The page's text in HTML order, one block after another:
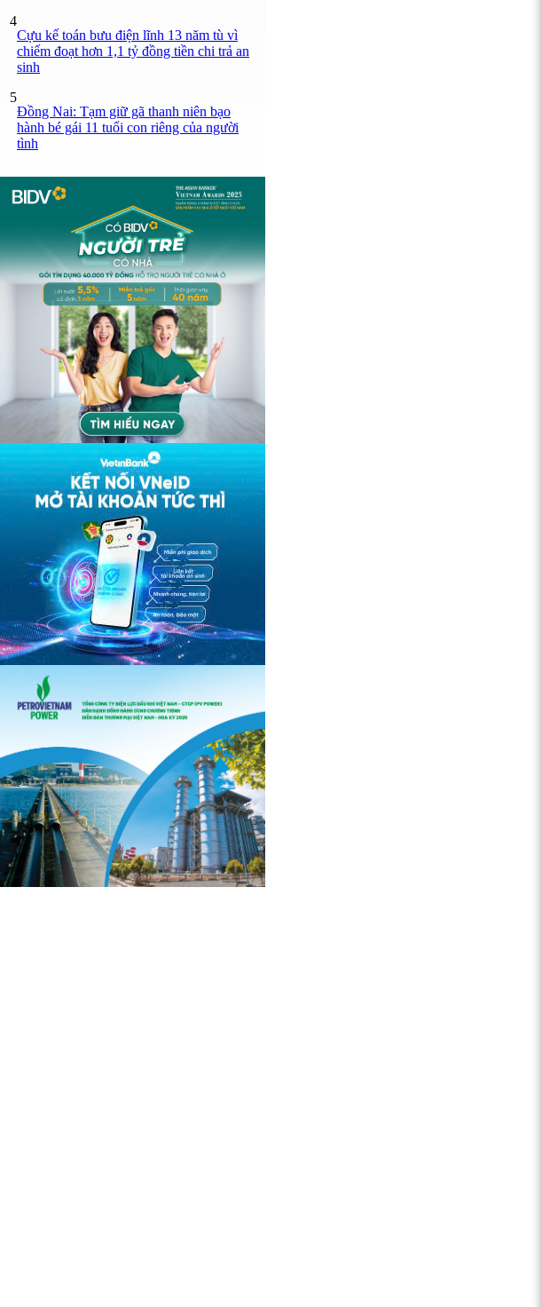
4
Cựu kế toán bưu điện lĩnh 13 năm tù vì
chiếm đoạt hơn 1,1 tỷ đồng tiền chi trả an
sinh
5
Đồng Nai: Tạm giữ gã thanh niên bạo
hành bé gái 11 tuổi con riêng của người
tình